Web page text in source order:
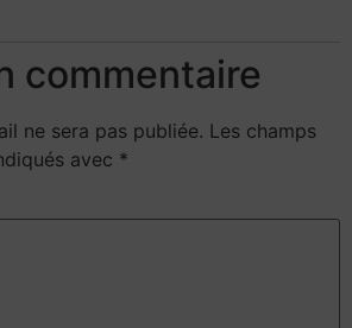
commentaire
ne sera pas publiée. Les champs
avec *